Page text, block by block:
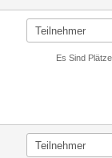
Es Sind